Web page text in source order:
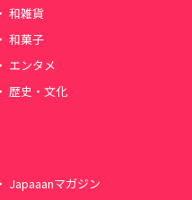
和雑貨
和菓子
エンタメ
歴史・文化
Japaaanマガジン